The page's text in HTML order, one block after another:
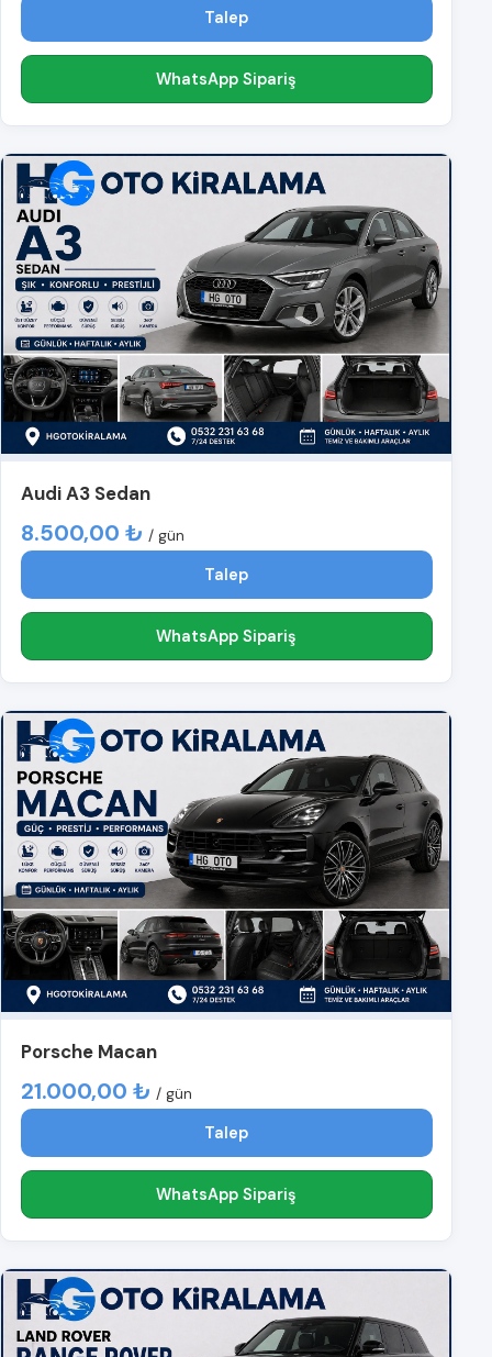
Talep
WhatsApp Sipariş
Audi A3 Sedan
8.500,00 ₺ / gün
Talep
WhatsApp Sipariş
Porsche Macan
21.000,00 ₺ / gün
Talep
WhatsApp Sipariş